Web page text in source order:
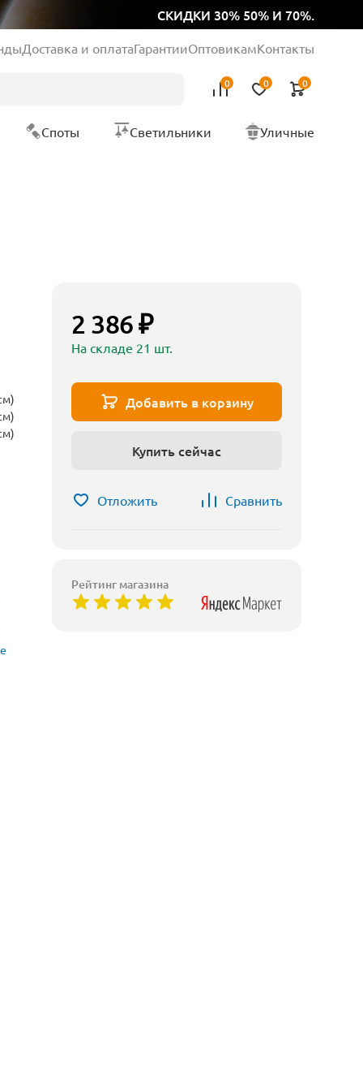
СКИДКИ 30% 50% И 70%.
Доставка и оплатаГарантииОптовикамКонтакты
0 0 0
Споты Светильники Уличные
2 386 ₽
На складе 21 шт.
Добавить в корзину
Купить сейчас
Отложить Сравнить
Рейтинг магазина